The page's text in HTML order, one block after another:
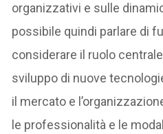
organizzativi e sulle
possibile quindi parlare di
considerare il ruolo
sviluppo di nuove
il mercato e
le professionalità e le